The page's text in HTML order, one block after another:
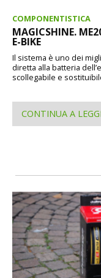
COMPONENTISTICA
MAGICSHINE.
E-BIKE
Il sistema è uno dei
diretta alla batteria
scollegabile e
CONTINUA A